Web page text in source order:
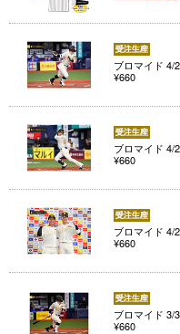
ブロマイド 4/
¥660
ブロマイド
¥660
ブロマイド
¥660
ブロマイド 3/
¥660